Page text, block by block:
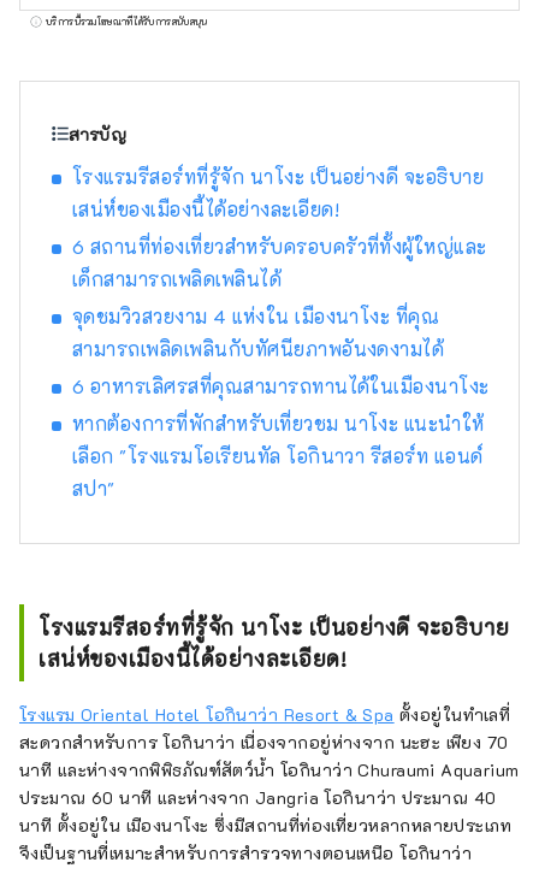
ทัล โฮเทล" และ "โรงแรมโอเรียนทัล เอ็กซ์เพรส"
บริการนี้รวมโฆษณาที่ได้รับการสนับสนุน
สารบัญ
โรงแรมรีสอร์ทที่รู้จัก นาโงะ เป็นอย่างดี จะอธิบาย
เสน่ห์ของเมืองนี้ได้อย่างละเอียด!
6 สถานที่ท่องเที่ยวสำหรับครอบครัวที่ทั้งผู้ใหญ่และ
เด็กสามารถเพลิดเพลินได้
จุดชมวิวสวยงาม 4 แห่งใน เมืองนาโงะ ที่คุณ
สามารถเพลิดเพลินกับทัศนียภาพอันงดงามได้
6 อาหารเลิศรสที่คุณสามารถทานได้ในเมืองนาโงะ
หากต้องการที่พักสำหรับเที่ยวชม นาโงะ แนะนำให้
เลือก "โรงแรมโอเรียนทัล โอกินาวา รีสอร์ท แอนด์
สปา"
โรงแรมรีสอร์ทที่รู้จัก นาโงะ เป็นอย่างดี จะอธิบาย
เสน่ห์ของเมืองนี้ได้อย่างละเอียด!
โรงแรม Oriental Hotel โอกินาว่า Resort & Spa ตั้งอยู่ในทำเลที่
สะดวกสำหรับการ โอกินาว่า เนื่องจากอยู่ห่างจาก นะฮะ เพียง 70
นาที และห่างจากพิพิธภัณฑ์สัตว์น้ำ โอกินาว่า Churaumi Aquarium
ประมาณ 60 นาที และห่างจาก Jangria โอกินาว่า ประมาณ 40
นาที ตั้งอยู่ใน เมืองนาโงะ ซึ่งมีสถานที่ท่องเที่ยวหลากหลายประเภท
จึงเป็นฐานที่เหมาะสำหรับการสำรวจทางตอนเหนือ โอกินาว่า